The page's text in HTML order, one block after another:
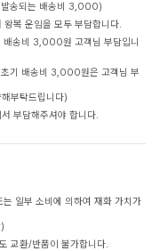
송되는 배송비 3,000)
복 운임을 모두 부담합니다.
배송비 3,000원 고객님 부담입니
초기 배송비 3,000원은 고객님 부
부탁드립니다)
부담해주셔야 합니다.
일부 소비에 의하여 재화 가치가
교환/반품이 불가합니다.